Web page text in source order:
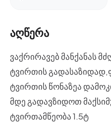
აღწერა
ვაქრირავებ მანქანას
ტვირთის
ტვირთის წონაზეა
მდე გადავზიდოთ
ტვირთამწეობა 1.5ტ